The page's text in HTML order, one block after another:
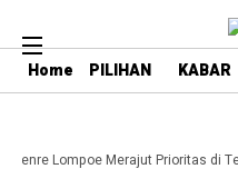
Home PILIHAN KABAR
Lompoe Merajut Prioritas di